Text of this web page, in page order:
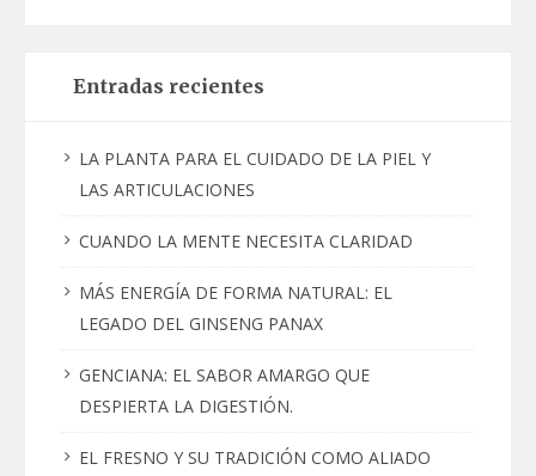
Entradas recientes
LA PLANTA PARA EL CUIDADO DE LA PIEL Y
LAS ARTICULACIONES
CUANDO LA MENTE NECESITA CLARIDAD
MÁS ENERGÍA DE FORMA NATURAL: EL
LEGADO DEL GINSENG PANAX
GENCIANA: EL SABOR AMARGO QUE
DESPIERTA LA DIGESTIÓN.
EL FRESNO Y SU TRADICIÓN COMO ALIADO